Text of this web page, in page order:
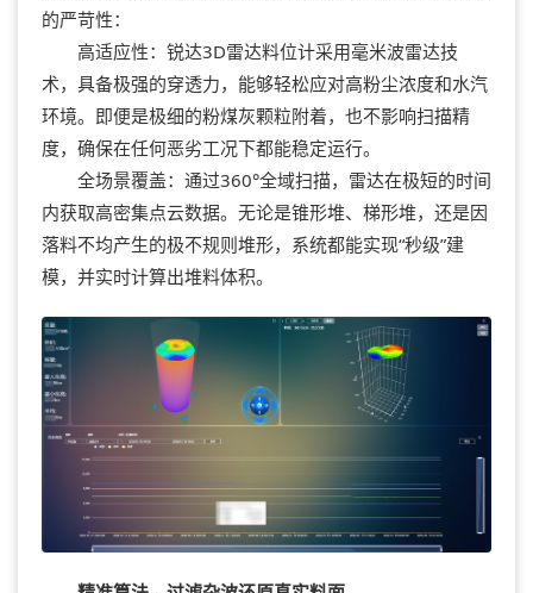
的严苛性：
高适应性： 锐达3D雷达料位计采用毫米波雷达技
术，具备极强的穿透力，能够轻松应对高粉尘浓度和水汽
环境。即便是极细的粉煤灰颗粒附着，也不影响扫描精
度，确保在任何恶劣工况下都能稳定运行。
全场景覆盖：通过360°全域扫描，雷达在极短的时间
内获取高密集点云数据。无论是锥形堆、梯形堆，还是因
落料不均产生的极不规则堆形，系统都能实现“秒级”建
模，并实时计算出堆料体积。